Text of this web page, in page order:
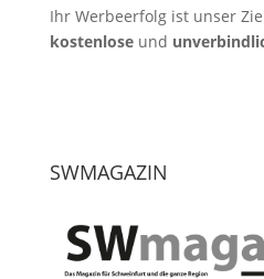
Ihr Werbeerfolg ist unser
kostenloseund
SWMAGAZIN